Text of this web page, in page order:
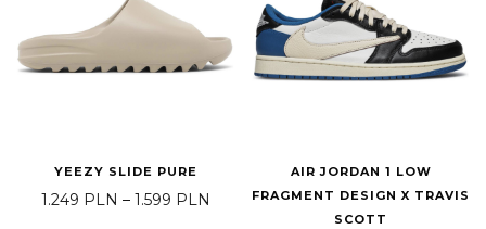
YEEZY SLIDE PURE
1.249 PLN – 1.599 PLN Zakres cen: od 1.249 PLN do 1.599
AIR JORDAN 1 LOW
FRAGMENT DESIGN X TRAVIS
SCOTT